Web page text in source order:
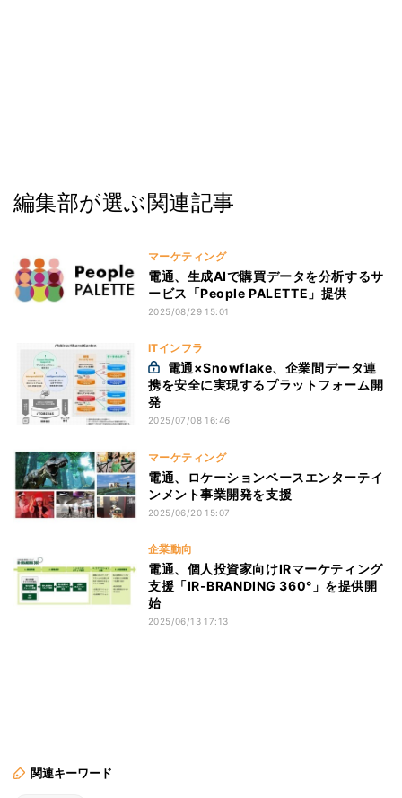
編集部が選ぶ関連記事
マーケティング
電通、生成AIで購買データを分析するサ
ービス「People PALETTE」提供
2025/08/29 15:01
ITインフラ
携を安全に実現するプラットフォーム開
発
2025/07/08 16:46
マーケティング
電通、ロケーションベースエンターテイ
ンメント事業開発を支援
2025/06/20 15:07
企業動向
電通、個人投資家向けIRマーケティング
支援「IR-BRANDING 360°」を提供開
始
2025/06/13 17:13
関連キーワード